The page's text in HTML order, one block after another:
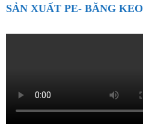
SẢN XUẤT PE- BĂNG KEO